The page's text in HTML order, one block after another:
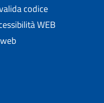
codice
WEB